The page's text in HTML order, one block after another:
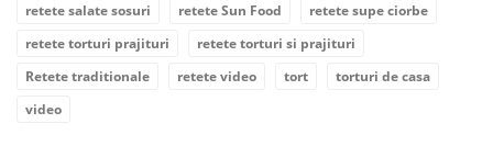
retete salate sosuri
retete Sun Food
retete supe ciorbe
retete torturi prajituri
retete torturi si prajituri
Retete traditionale
retete video tort
torturi de casa
video